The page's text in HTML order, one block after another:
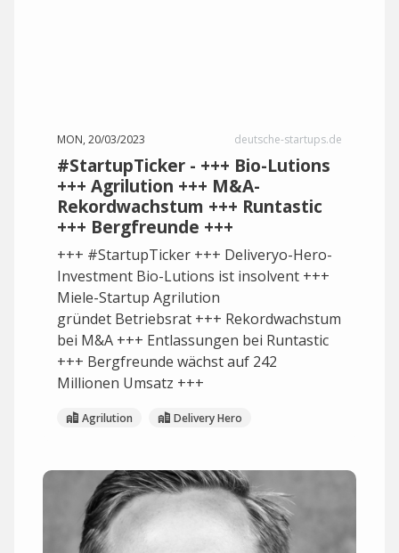
MON, 20/03/2023 deutsche-startups.de
#StartupTicker - +++ Bio-Lutions
+++ Agrilution +++ M&A-
Rekordwachstum +++ Runtastic
+++ Bergfreunde +++
+++ #StartupTicker +++ Deliveryo-Hero-
Investment Bio-Lutions ist insolvent +++
Miele-Startup Agrilution
gründet Betriebsrat +++ Rekordwachstum
bei M&A +++ Entlassungen bei Runtastic
+++ Bergfreunde wächst auf 242
Millionen Umsatz +++
Agrilution Delivery Hero